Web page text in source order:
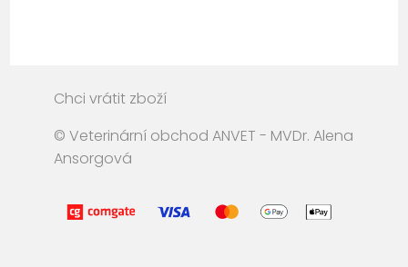
Chci vrátit zboží
© Veterinární obchod ANVET - MVDr. Alena
Ansorgová